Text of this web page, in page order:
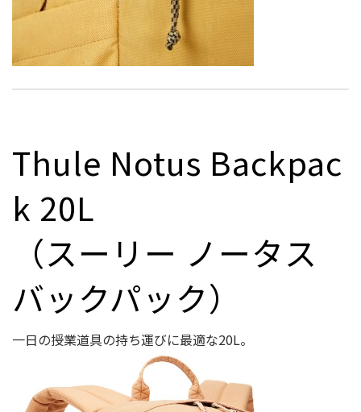
Thule Notus Backpac
k 20L
（スーリー ノータス
バックパック）
一日の授業道具の持ち運びに最適な20L。